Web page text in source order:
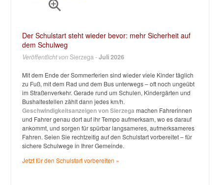
Der Schulstart steht wieder bevor: mehr Sicherheit auf
dem Schulweg
Veröffentlicht vonSierzega -Juli 2026
Mit dem Ende der Sommerferien sind wieder viele Kinder täglich
zu Fuß, mit dem Rad und dem Bus unterwegs – oft noch ungeübt
im Straßenverkehr. Gerade rund um Schulen, Kindergärten und
Bushaltestellen zählt dann jedes km/h.
Geschwindigkeitsanzeigen von Sierzega machen Fahrerinnen
und Fahrer genau dort auf ihr Tempo aufmerksam, wo es darauf
ankommt, und sorgen für spürbar langsameres, aufmerksameres
Fahren. Seien Sie rechtzeitig auf den Schulstart vorbereitet – für
sichere Schulwege in Ihrer Gemeinde.
Jetzt für den Schulstart vorbereiten »